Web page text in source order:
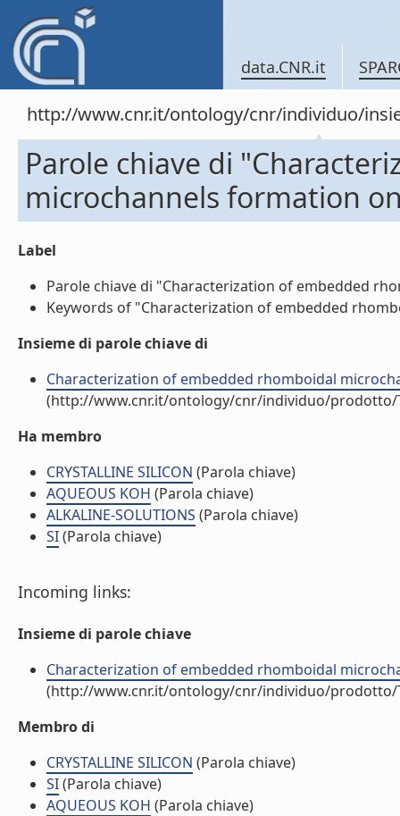
data.CNR.it
http://www.cnr.it/ontology/cnr/individuo/
Parole chiave di
microchannels formation
Label
Parole chiave di "Characterization of embedded
Keywords of "Characterization of embedded
Insieme di parole chiave di
Characterization of embedded rhomboidal
(http://www.cnr.it/ontology/cnr/individuo/prodotto/
Ha membro
CRYSTALLINE SILICON (Parola chiave)
AQUEOUS KOH (Parola chiave)
ALKALINE-SOLUTIONS (Parola chiave)
SI(Parola chiave)
Incoming links:
Insieme di parole chiave
Characterization of embedded rhomboidal
(http://www.cnr.it/ontology/cnr/individuo/prodotto/
Membro di
CRYSTALLINE SILICON (Parola chiave)
SI(Parola chiave)
AQUEOUS KOH (Parola chiave)